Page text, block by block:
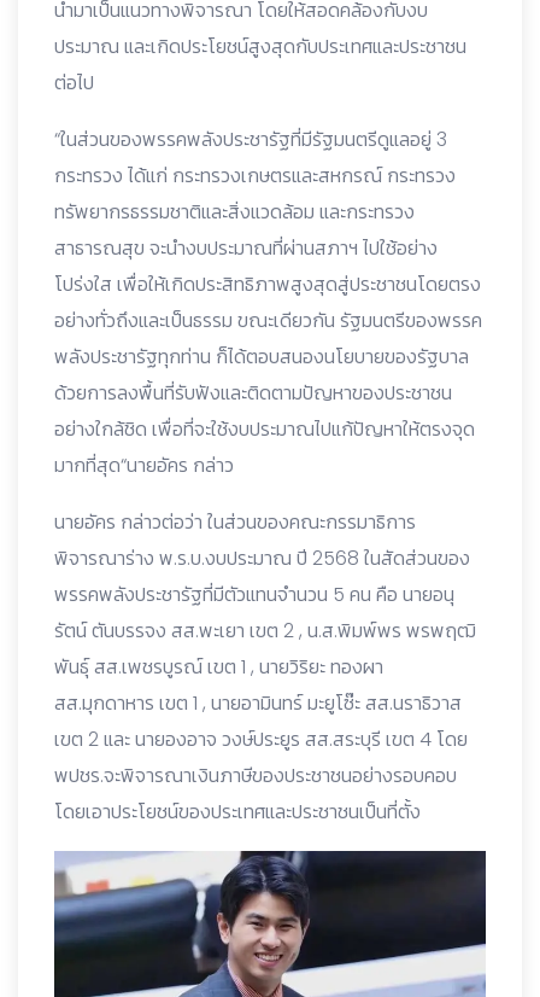
นำมาเป็นแนวทางพิจารณา โดยให้สอดคล้องกับงบ
ประมาณ และเกิดประโยชน์สูงสุดกับประเทศและประชาชน
ต่อไป
“ในส่วนของพรรคพลังประชารัฐที่มีรัฐมนตรีดูแลอยู่ 3
กระทรวง ได้แก่ กระทรวงเกษตรและสหกรณ์ กระทรวง
ทรัพยากรธรรมชาติและสิ่งแวดล้อม และกระทรวง
สาธารณสุข จะนำงบประมาณที่ผ่านสภาฯ ไปใช้อย่าง
โปร่งใส เพื่อให้เกิดประสิทธิภาพสูงสุดสู่ประชาชนโดยตรง
อย่างทั่วถึงและเป็นธรรม ขณะเดียวกัน รัฐมนตรีของพรรค
พลังประชารัฐทุกท่าน ก็ได้ตอบสนองนโยบายของรัฐบาล
ด้วยการลงพื้นที่รับฟังและติดตามปัญหาของประชาชน
อย่างใกล้ชิด เพื่อที่จะใช้งบประมาณไปแก้ปัญหาให้ตรงจุด
มากที่สุด“นายอัคร กล่าว
นายอัคร กล่าวต่อว่า ในส่วนของคณะกรรมาธิการ
พิจารณาร่าง พ.ร.บ.งบประมาณ ปี 2568 ในสัดส่วนของ
พรรคพลังประชารัฐที่มีตัวแทนจำนวน 5 คน คือ นายอนุ
รัตน์ ตันบรรจง สส.พะเยา เขต 2 , น.ส.พิมพ์พร พรพฤฒิ
พันธุ์ สส.เพชรบูรณ์ เขต 1 , นายวิริยะ ทองผา
สส.มุกดาหาร เขต 1 , นายอามินทร์ มะยูโซ๊ะ สส.นราธิวาส
เขต 2 และ นายองอาจ วงษ์ประยูร สส.สระบุรี เขต 4 โดย
พปชร.จะพิจารณาเงินภาษีของประชาชนอย่างรอบคอบ
โดยเอาประโยชน์ของประเทศและประชาชนเป็นที่ตั้ง